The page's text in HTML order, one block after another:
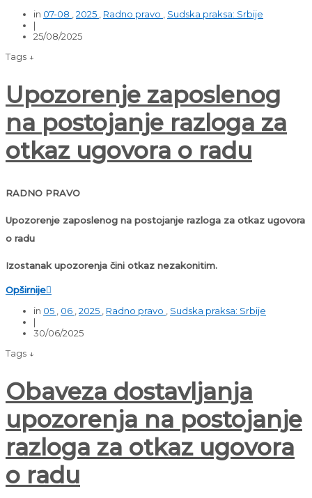
in 07-08 2025 Radno pravo
Sudska praksa: Srbije
|
25/08/2025
Tags ↓
Upozorenje zaposlenog
na postojanje razloga za
otkaz ugovora o radu
RADNO PRAVO
Upozorenje zaposlenog na postojanje razloga za otkaz ugovora
o radu
Izostanak upozorenja čini otkaz nezakonitim.
Opširnije
in 05 06 2025 Radno pravo
Sudska praksa: Srbije
|
30/06/2025
Tags ↓
Obaveza dostavljanja
upozorenja na postojanje
razloga za otkaz ugovora
o radu